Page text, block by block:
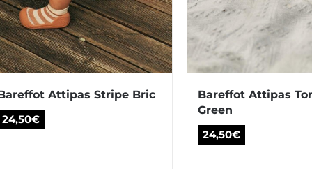
pueden
elegir
en
la
de
de
Attipas Stripe Bric
24,50€
Bareffot Attipas
Green
24,50€